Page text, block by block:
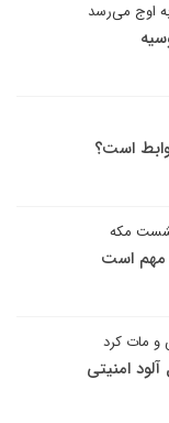
اوج می‌رسد
است؟
نشست مکه
مهم است
و مات کرد
امنیتی